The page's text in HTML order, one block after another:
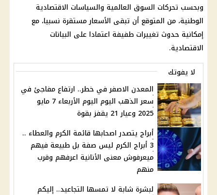
وبحسب تحركات السوق العالمية والسياسات الاقتصادية
الوطنية، من المتوقع أن تبقى الأسعار مستقرة نسبيا، مع
إمكانية حدوث تغييرات طفيفة اعتمادا على البيانات
الاقتصادية.
لا يفوتك
المعدن الاصفر في خطر.. ارتفاع مفاجئ في
سعر الذهب اليوم اليوم الأربعاء 7 مايو
2025 وعيار 21 يقفز بقوة
أبراج يتصدر اصحابها قائمة الكرم والعطاء ..
3 أبراج الكرم ليس صفة بل طبيعة فيهم
ميعرفوش معنى الأنانية اعرفهم وقرب
منهم
لبشرة شابة لا تمسها التجاعيد.. إليكم